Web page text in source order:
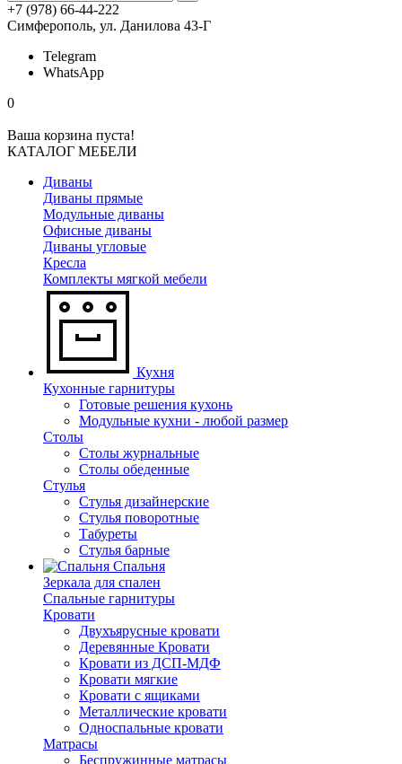
+7 (978) 66-44-222
Симферополь, ул. Данилова 43-Г
Telegram
WhatsApp
0
Ваша корзина пуста!
КАТАЛОГ МЕБЕЛИ
Диваны
Диваны прямые
Модульные диваны
Офисные диваны
Диваны угловые
Кресла
Комплекты мягкой мебели
Кухня
Кухонные гарнитуры
Готовые решения кухонь
Модульные кухни - любой размер
Столы
Столы журнальные
Столы обеденные
Стулья
Стулья дизайнерские
Стулья поворотные
Табуреты
Стулья барные
Спальня
Зеркала для спален
Спальные гарнитуры
Кровати
Двухъярусные кровати
Деревянные Кровати
Кровати из ДСП-МДФ
Кровати мягкие
Кровати с ящиками
Металлические кровати
Односпальные кровати
Матрасы
Беспружинные матрасы